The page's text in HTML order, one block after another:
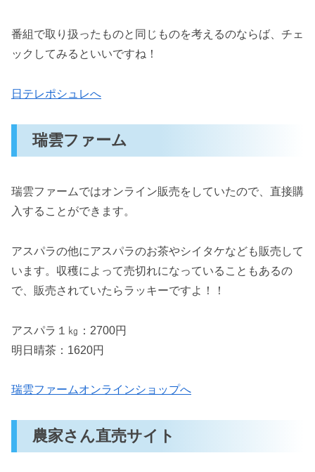
番組で取り扱ったものと同じものを考えるのならば、チェ
ックしてみるといいですね！
日テレポシュレへ
瑞雲ファーム
瑞雲ファームではオンライン販売をしていたので、直接購
入することができます。
アスパラの他にアスパラのお茶やシイタケなども販売して
います。収穫によって売切れになっていることもあるの
で、販売されていたらラッキーですよ！！
アスパラ１㎏：2700円
明日晴茶：1620円
瑞雲ファームオンラインショップへ
農家さん直売サイト